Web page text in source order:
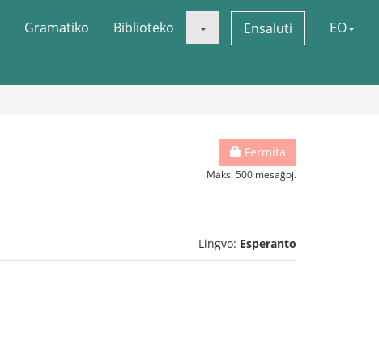
Gramatiko Biblioteko Ensaluti EO
Fermita
Maks. 500 mesaĝoj.
Lingvo: Esperanto